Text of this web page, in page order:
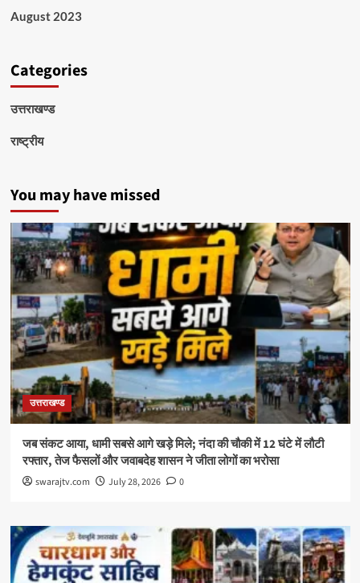
August 2023
Categories
उत्तराखण्ड
राष्ट्रीय
You may have missed
उत्तराखण्ड
जब संकट आया, धामी सबसे आगे खड़े मिले; नंदा की चौकी में 12 घंटे में लौटी
रफ्तार, तेज फैसलों और जवाबदेह शासन ने जीता लोगों का भरोसा
swarajtv.com July 28, 2026 0